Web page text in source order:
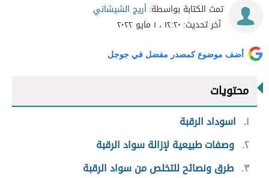
تمت الكتابة بواسطة:أريج الشيشاني
آخر تحديث: ١٢:٢٠ ، ١ مايو ٢٠٢٢
أضف موضوع كمصدر مفضل في جوجل
محتويات
١
اسوداد الرقبة
٢ وصفات طبيعية لإزالة سواد الرقبة
٣ طرق ونصائح للتخلص من سواد الرقبة